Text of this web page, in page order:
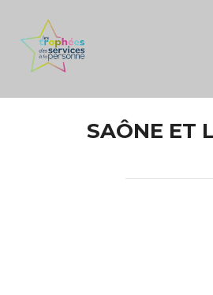
contenu
SAÔNE ET